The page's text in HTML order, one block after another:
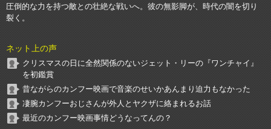
圧倒的な力を持つ敵との壮絶な戦いへ。彼の無影脚が、時代の闇を切り
裂く。
ネット上の声
クリスマスの日に全然関係のないジェット・リーの『ワンチャイ』
を初鑑賞
昔ながらのカンフー映画で音楽のせいかあんまり迫力もなかった
凄腕カンフーおじさんが外人とヤクザに絡まれるお話
最近のカンフー映画事情どうなってんの？